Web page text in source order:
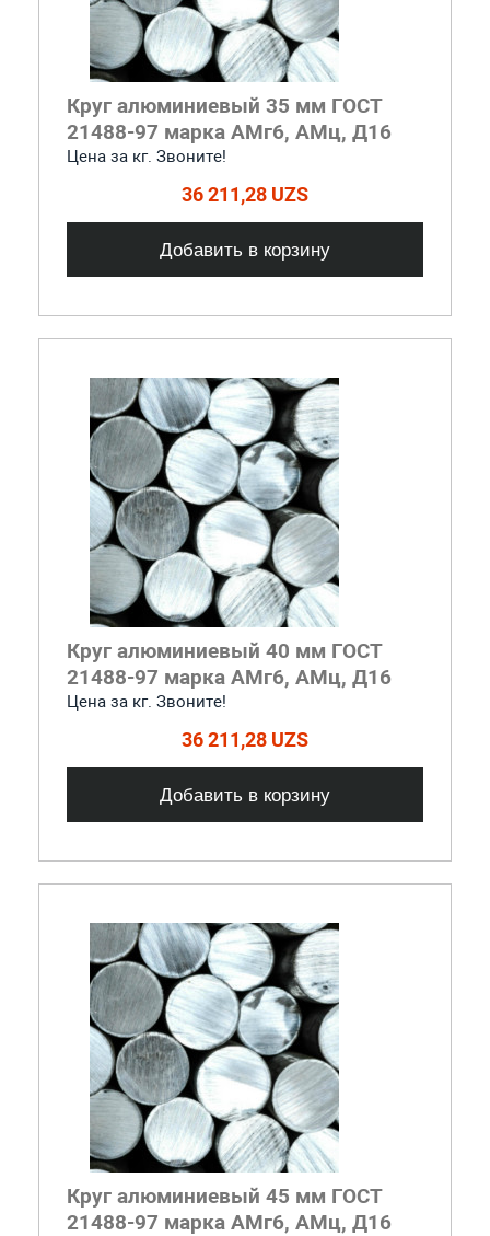
Круг алюминиевый 35 мм ГОСТ
21488-97 марка АМг6, АМц, Д16
Цена за кг. Звоните!
36 211,28 UZS
Добавить в корзину
Круг алюминиевый 40 мм ГОСТ
21488-97 марка АМг6, АМц, Д16
Цена за кг. Звоните!
36 211,28 UZS
Добавить в корзину
Круг алюминиевый 45 мм ГОСТ
21488-97 марка АМг6, АМц, Д16